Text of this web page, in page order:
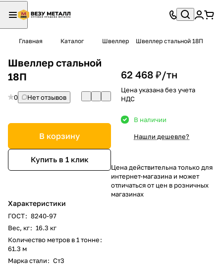
Главная Каталог Швеллер Швеллер стальной 18П
Швеллер стальной
18П
0 Нет отзывов
В корзину
Купить в 1 клик
Характеристики
ГОСТ: 8240-97
Вес, кг: 16.3 кг
Количество метров в 1 тонне:
61.3 м
Марка стали: Ст3
62 468 ₽/тн
Цена указана без учета
НДС
В наличии
Нашли дешевле?
Цена действительна только для
интернет-магазина и может
отличаться от цен в розничных
магазинах